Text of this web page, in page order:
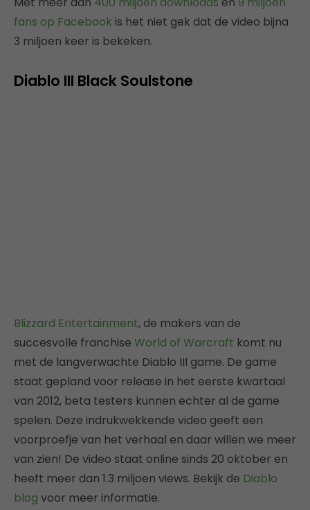
fans op Facebook is het niet gek dat de video bijna
3 miljoen keer is bekeken.
Diablo III Black Soulstone
Blizzard Entertainment, de makers van de
succesvolle franchise World of Warcraft komt nu
met de langverwachte Diablo III game. De game
staat gepland voor release in het eerste kwartaal
van 2012, beta testers kunnen echter al de game
spelen. Deze indrukwekkende video geeft een
voorproefje van het verhaal en daar willen we meer
van zien! De video staat online sinds 20 oktober en
heeft meer dan 1.3 miljoen views. Bekijk de Diablo
blog voor meer informatie.